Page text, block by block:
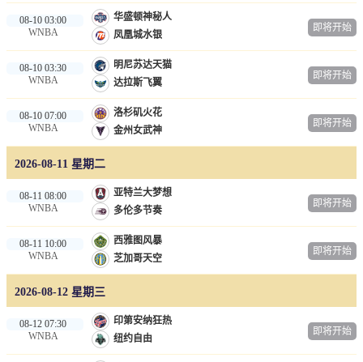
英超资讯
08-10 03:00
WNBA
华盛顿神秘人
凤凰城水银
即将开始
08-10 03:30
WNBA
明尼苏达天猫
达拉斯飞翼
即将开始
08-10 07:00
WNBA
洛杉矶火花
金州女武神
即将开始
2026-08-11 星期二
08-11 08:00
WNBA
亚特兰大梦想
多伦多节奏
即将开始
08-11 10:00
WNBA
西雅图风暴
芝加哥天空
即将开始
2026-08-12 星期三
08-12 07:30
WNBA
印第安纳狂热
纽约自由
即将开始